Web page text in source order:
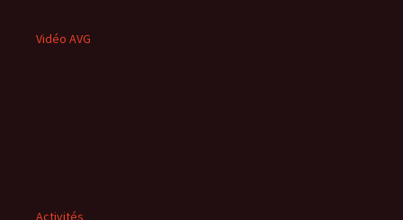
Vidéo AVG
Activités